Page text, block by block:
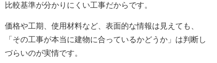
比較基準が分かりにくい工事だからです。
価格や工期、使用材料など、表面的な情報は見えても、
「その工事が本当に建物に合っているかどうか」は判断し
づらいのが実情です。